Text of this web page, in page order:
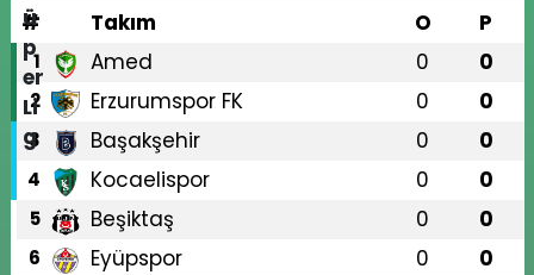
#
Takım O P
1 Amed 0 0
2 Erzurumspor FK 0 0
3 Başakşehir 0 0
4 Kocaelispor 0 0
5 Beşiktaş 0 0
6 Eyüpspor 0 0